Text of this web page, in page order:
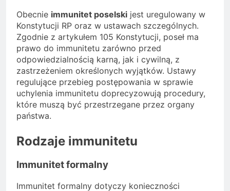
Obecnie immunitet poselski jest uregulowany w
Konstytucji RP oraz w ustawach szczególnych.
Zgodnie z artykułem 105 Konstytucji, poseł ma
prawo do immunitetu zarówno przed
odpowiedzialnością karną, jak i cywilną, z
zastrzeżeniem określonych wyjątków. Ustawy
regulujące przebieg postępowania w sprawie
uchylenia immunitetu doprecyzowują procedury,
które muszą być przestrzegane przez organy
państwa.
Rodzaje immunitetu
Immunitet formalny
Immunitet formalny dotyczy konieczności